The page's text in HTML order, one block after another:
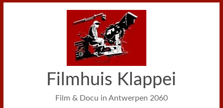
Filmhuis Klappei
Film & Docu in Antwerpen 2060